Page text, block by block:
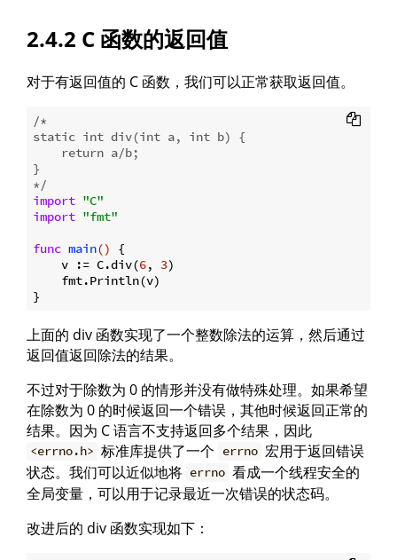
2.4.2 C 函数的返回值
对于有返回值的 C 函数，我们可以正常获取返回值。
/*
static int div(int a, int b) {
    return a/b;
}
*/
import "C"
import "fmt"
func main()
{
    v := C.div(
6, 3)
    fmt.Println(v)
上面的 div 函数实现了一个整数除法的运算，然后通过
返回值返回除法的结果。
不过对于除数为 0 的情形并没有做特殊处理。如果希望
在除数为 0 的时候返回一个错误，其他时候返回正常的
结果。因为 C 语言不支持返回多个结果，因此
<errno.h> 标准库提供了一个 errno 宏用于返回错误
状态。我们可以近似地将 errno 看成一个线程安全的
全局变量，可以用于记录最近一次错误的状态码。
改进后的 div 函数实现如下：